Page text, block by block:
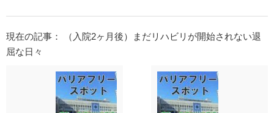
現在の記事： （入院2ヶ月後）まだリハビリが開始されない退
屈な日々